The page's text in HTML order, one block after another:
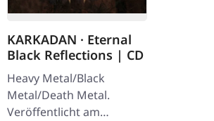
KARKADAN · Eternal
Black Reflections | CD
Heavy Metal/Black
Metal/Death Metal.
Veröffentlicht am